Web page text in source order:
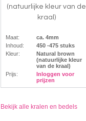
(natuurlijke kleur van de
kraal)
Maat:
ca. 4mm
Inhoud:
450 -475 stuks
Kleur:
Natural brown
(natuurlijke kleur
van de kraal)
Prijs:
Inloggen voor
prijzen
Bekijk alle kralen en bedels